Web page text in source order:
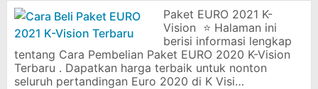
Paket EURO 2021 K-
Vision ⭐ Halaman ini
berisi informasi lengkap
tentang Cara Pembelian Paket EURO 2020 K-Vision
Terbaru . Dapatkan harga terbaik untuk nonton
seluruh pertandingan Euro 2020 di K Visi…